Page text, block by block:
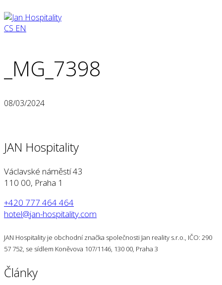
CS EN
_MG_7398
08/03/2024
JAN Hospitality
Václavské náměstí 43
110 00, Praha 1
+420 777 464 464
hotel@jan-hospitality.com
JAN Hospitality je obchodní značka společnosti Jan reality s.r.o., IČO: 290
57 752, se sídlem Koněvova 107/1146, 130 00, Praha 3
Články